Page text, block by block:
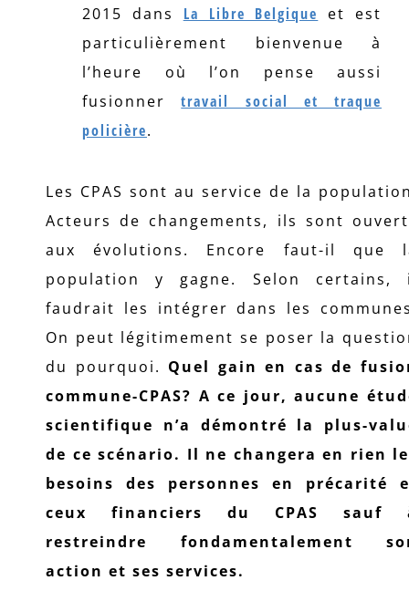
2015 dans La Libre Belgique
et est
particulièrement bienvenue à
l’heure où l’on pense aussi
fusionnertravail social et traque
policière.
Les CPAS sont au service de la
Acteurs de changements, ils sont
aux évolutions. Encore faut-il que
population y gagne. Selon certains,
faudrait les intégrer dans les
On peut légitimement se poser la
du pourquoi. Quel gain en cas de
commune-CPAS? A ce jour, aucune
scientifique n’a démontré la plus-
de ce scénario. Il ne changera en rien
besoins des personnes en précarité
ceux financiers du CPAS sauf
restreindre fondamentalement
action et ses services.